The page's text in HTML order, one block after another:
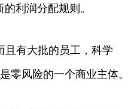
利润分配规则。
有大批的员工，科学
零风险的一个商业主体。